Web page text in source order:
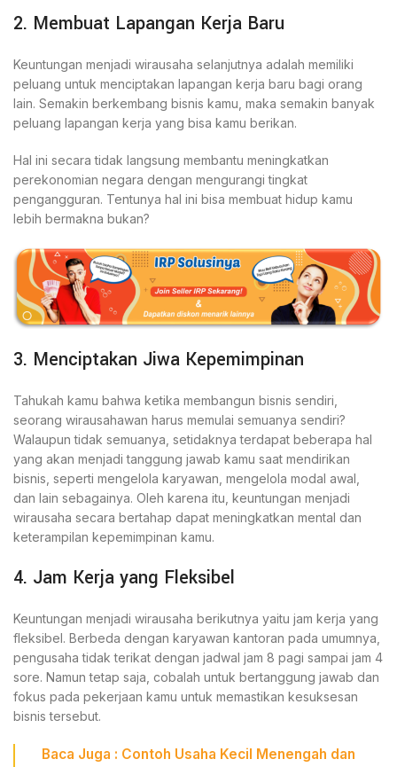
2. Membuat Lapangan Kerja Baru
Keuntungan menjadi wirausaha selanjutnya adalah memiliki
peluang untuk menciptakan lapangan kerja baru bagi orang
lain. Semakin berkembang bisnis kamu, maka semakin banyak
peluang lapangan kerja yang bisa kamu berikan.
Hal ini secara tidak langsung membantu meningkatkan
perekonomian negara dengan mengurangi tingkat
pengangguran. Tentunya hal ini bisa membuat hidup kamu
lebih bermakna bukan?
3. Menciptakan Jiwa Kepemimpinan
Tahukah kamu bahwa ketika membangun bisnis sendiri,
seorang wirausahawan harus memulai semuanya sendiri?
Walaupun tidak semuanya, setidaknya terdapat beberapa hal
yang akan menjadi tanggung jawab kamu saat mendirikan
bisnis, seperti mengelola karyawan, mengelola modal awal,
dan lain sebagainya. Oleh karena itu, keuntungan menjadi
wirausaha secara bertahap dapat meningkatkan mental dan
keterampilan kepemimpinan kamu.
4. Jam Kerja yang Fleksibel
Keuntungan menjadi wirausaha berikutnya yaitu jam kerja yang
fleksibel. Berbeda dengan karyawan kantoran pada umumnya,
pengusaha tidak terikat dengan jadwal jam 8 pagi sampai jam 4
sore. Namun tetap saja, cobalah untuk bertanggung jawab dan
fokus pada pekerjaan kamu untuk memastikan kesuksesan
bisnis tersebut.
Baca Juga : Contoh Usaha Kecil Menengah dan